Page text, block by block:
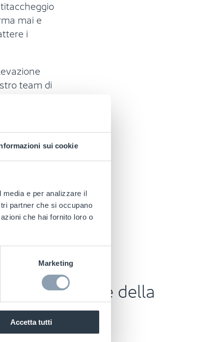
sui cookie
e per analizzare il
partner che si occupano
che hai fornito loro o
Marketing
Accetta tutti
mai e
i
team di
clienti
delle barriere
per il settore della